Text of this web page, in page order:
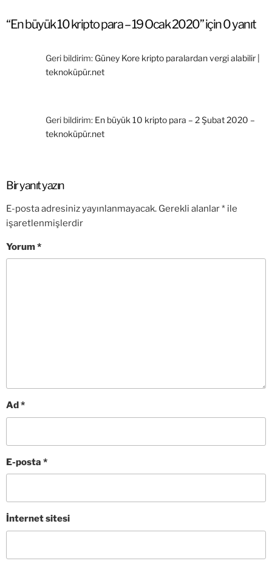
“En büyük 10 kripto para – 19 Ocak 2020” için 0 yanıt
Geri bildirim: Güney Kore kripto paralardan vergi alabilir |
teknoküpür.net
Geri bildirim: En büyük 10 kripto para – 2 Şubat 2020 –
teknoküpür.net
Bir yanıt yazın
E-posta adresiniz yayınlanmayacak. Gerekli alanlar* ile
işaretlenmişlerdir
Yorum*
Ad *
E-posta *
İnternet sitesi